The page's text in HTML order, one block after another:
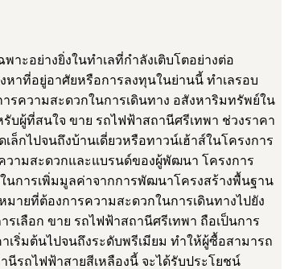
ะอย่างยิ่งในทำเลที่กำลังเติบโตอย่างต่อ
าที่อยู่อาศัยหรือการลงทุนในย่านนี้ ทำเลรอบ
ความสะดวกในการเดินทาง อสังหาริมทรัพย์ใน
ผู้ที่สนใจ ขาย รถไฟฟ้าสถานีศรีเทพา ช่วงราคา
ล็กไปจนถึงบ้านเดี่ยวหรือทาวน์เฮ้าส์ในโครงการ
วามสะดวกและแบรนด์ของผู้พัฒนา โครงการ
นการเพิ่มมูลค่าจากการพัฒนาโครงสร้างพื้นฐาน
ายที่ต้องการความสะดวกในการเดินทางไปยัง
เลือก ขาย รถไฟฟ้าสถานีศรีเทพา ถือเป็นการ
ริ่มต้นไปจนถึงระดับพรีเมียม ทำให้ผู้ซื้อสามารถ
รถไฟฟ้าสายสีเหลืองนี้ จะได้รับประโยชน์